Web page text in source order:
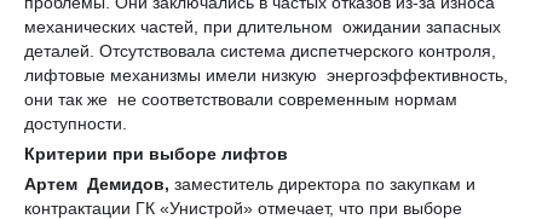
механических частей, при длительном ожидании запасных
деталей. Отсутствовала система диспетчерского контроля,
лифтовые механизмы имели низкую энергоэффективность,
они так же не соответствовали современным нормам
доступности.
Критерии при выборе лифтов
Артем Демидов, заместитель директора по закупкам и
контрактации ГК «Унистрой» отмечает, что при выборе